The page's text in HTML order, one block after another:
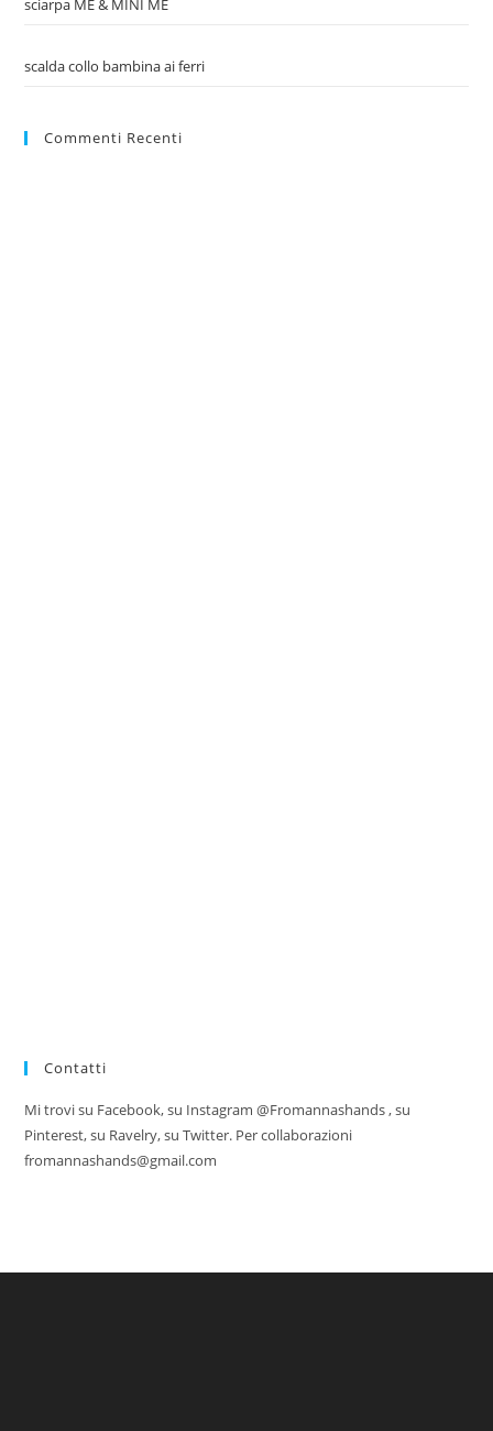
sciarpa ME & MINI ME
scalda collo bambina ai ferri
Commenti Recenti
Contatti
Mi trovi su Facebook, su Instagram @Fromannashands , su
Pinterest, su Ravelry, su Twitter. Per collaborazioni
fromannashands@gmail.com